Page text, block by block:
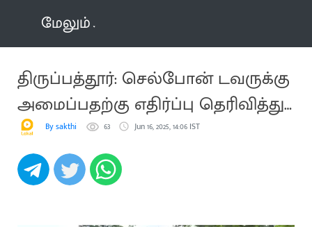
மேலும்
திருப்பத்தூர்: செல்போன் டவருக்கு
அமைப்பதற்கு எதிர்ப்பு தெரிவித்து
மனுBy sakthi 63 Jun 16, 2025, 14:06 IST